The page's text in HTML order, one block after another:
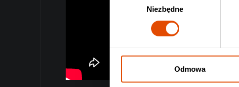
Niezbędne
Odmowa